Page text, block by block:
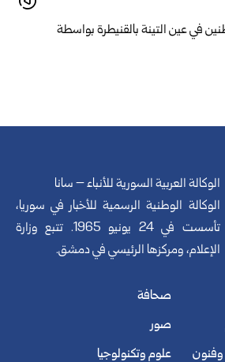
في عين التينة بالقنيطرة ‏بواسطة
الوكالة العربية السورية للأنباء – سانا
الوكالة الوطنية الرسمية للأخبار في سوريا،
تأسست في 24 يونيو 1965. تتبع وزارة
الإعلام، ومركزها الرئيسي في دمشق.
وفنون
صحافة
صور
علوم وتكنولوجيا